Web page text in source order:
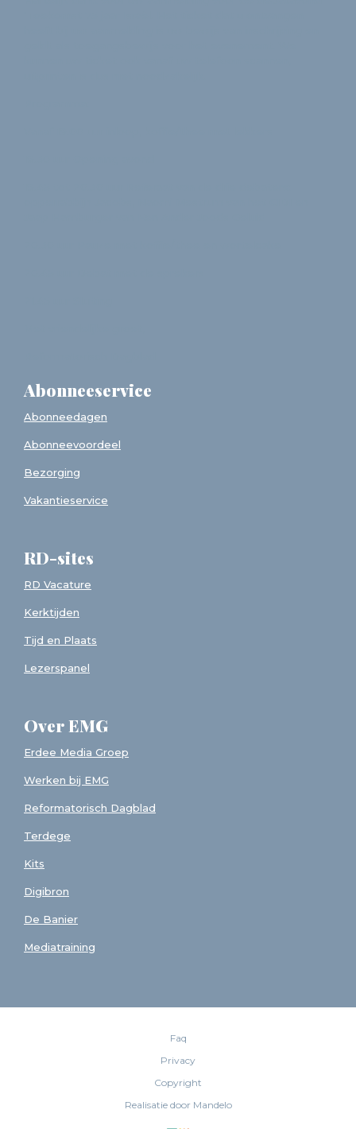
Abonneeservice
Abonneedagen
Abonneevoordeel
Bezorging
Vakantieservice
RD-sites
RD Vacature
Kerktijden
Tijd en Plaats
Lezerspanel
Over EMG
Erdee Media Groep
Werken bij EMG
Reformatorisch Dagblad
Terdege
Kits
Digibron
De Banier
Mediatraining
Faq
Privacy
Copyright
Realisatie door Mandelo